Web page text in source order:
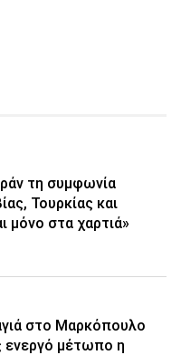
τη συμφωνία
Τουρκίας και
μόνο στα χαρτιά»
στο Μαρκόπουλο
ενεργό μέτωπο η